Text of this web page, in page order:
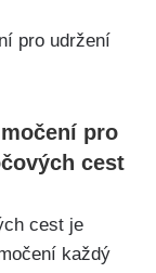
pro
cest
cest je
každý